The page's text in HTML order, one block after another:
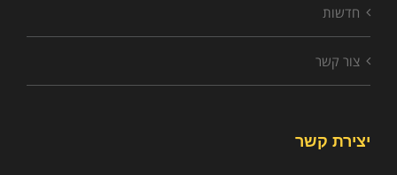
חדשות
צור קשר
יצירת קשר